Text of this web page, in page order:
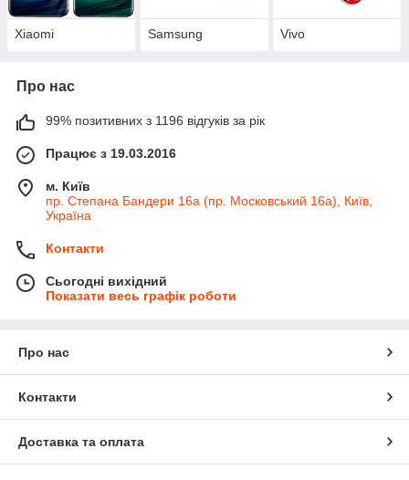
Xiaomi Samsung Vivo
Про нас
99% позитивних з 1196 відгуків за рік
Працює з 19.03.2016
м. Київ
пр. Степана Бандери 16а (пр. Московський 16а), Київ,
Україна
Контакти
Сьогодні вихідний
Показати весь графік роботи
Про нас
Контакти
Доставка та оплата